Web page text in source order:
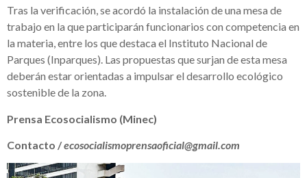
Tras la verificación, se acordó la instalación de una mesa de
trabajo en la que participarán funcionarios con competencia en
la materia, entre los que destaca el Instituto Nacional de
Parques (Inparques). Las propuestas que surjan de esta mesa
deberán estar orientadas a impulsar el desarrollo ecológico
sostenible de la zona.
Prensa Ecosocialismo (Minec)
Contacto /ecosocialismoprensaoficial@gmail.com